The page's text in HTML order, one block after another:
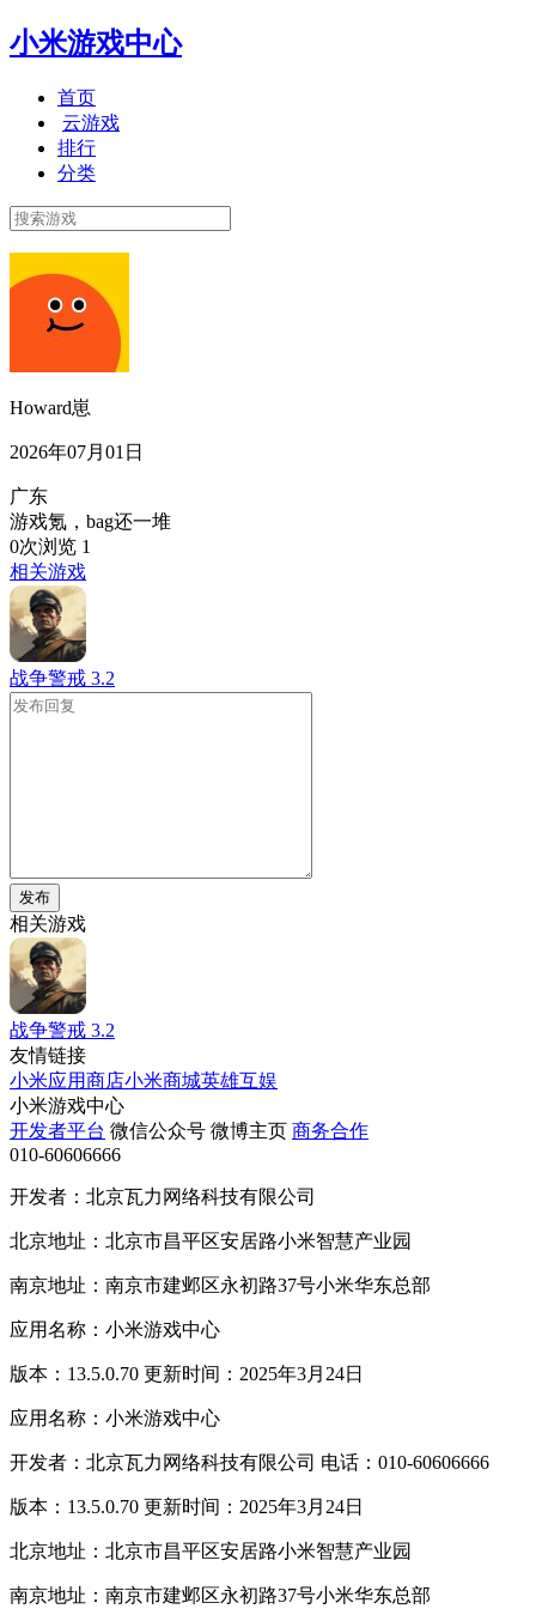
小米游戏中心
首页
云游戏
排行
分类
Howard崽
2026年07月01日
广东
游戏氪，bag还一堆
0次浏览 1
相关游戏
战争警戒 3.2
发布
相关游戏
战争警戒 3.2
友情链接
小米应用商店小米商城英雄互娱
小米游戏中心
开发者平台 微信公众号 微博主页 商务合作
010-60606666
开发者：北京瓦力网络科技有限公司
北京地址：北京市昌平区安居路小米智慧产业园
南京地址：南京市建邺区永初路37号小米华东总部
应用名称：小米游戏中心
版本：13.5.0.70 更新时间：2025年3月24日
应用名称：小米游戏中心
开发者：北京瓦力网络科技有限公司 电话：010-60606666
版本：13.5.0.70 更新时间：2025年3月24日
北京地址：北京市昌平区安居路小米智慧产业园
南京地址：南京市建邺区永初路37号小米华东总部